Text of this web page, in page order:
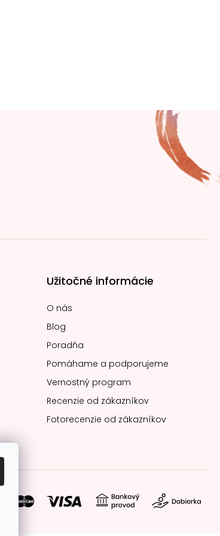
Užitočné informácie
O nás
Blog
Poradňa
Pomáhame a podporujeme
Vernostný program
Recenzie od zákazníkov
Fotorecenzie od zákazníkov